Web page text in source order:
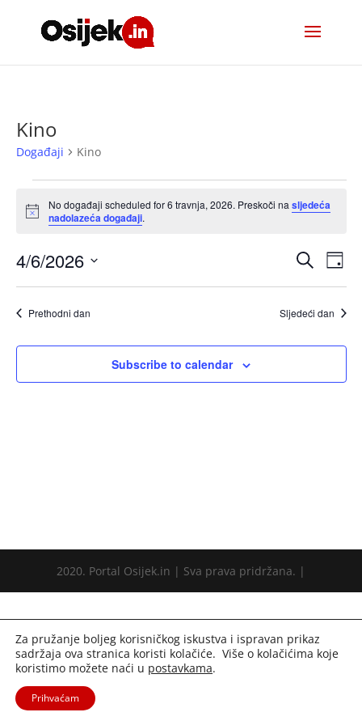
Kino
Događaji Kino
Događaji
for
travnja,
2026
Notice
No događaji scheduled for 6 travnja, 2026. Preskoči nasljedeća
nadolazeća događaji.
Pretraži
Dan
4/6/2026
Prethodni dan Sljedeći dan
Subscribe to calendar
2020. Portal Osijek.in | Sva prava pridržana. |
Za pružanje boljeg korisničkog iskustva i ispravan prikaz
sadržaja ova stranica koristi kolačiće. Više o kolačićima koje
koristimo možete naći u postavkama.
Prihvaćam